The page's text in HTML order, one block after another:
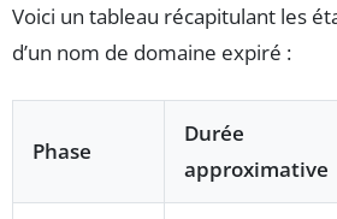
Voici un tableau récapitulant les
d’un nom de domaine expiré :
Phase
Durée
approximative